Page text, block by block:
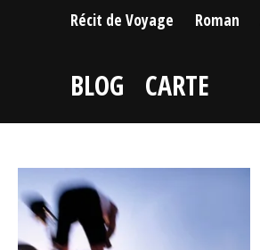
Récit de Voyage Roman
BLOG CARTE